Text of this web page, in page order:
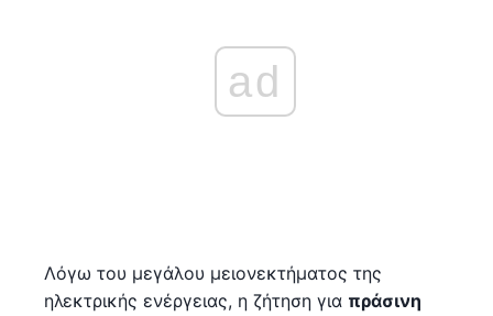
ad
Λόγω του μεγάλου μειονεκτήματος της
ηλεκτρικής ενέργειας, η ζήτηση για πράσινη